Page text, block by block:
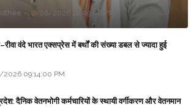
8/06/2026 10:09:00 PM
वंदे भारत एक्सप्रेस में बर्थों की संख्या डबल से ज्यादा हुई
09:14:00 PM
दैनिक वेतनभोगी कर्मचारियों के स्थायी वर्गीकरण और वेतनमान